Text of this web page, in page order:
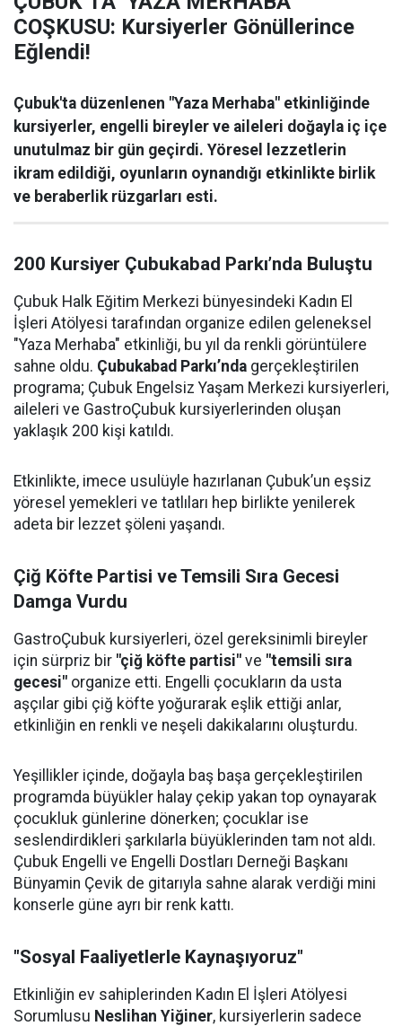
COŞKUSU: Kursiyerler Gönüllerince
Eğlendi!
Çubuk'ta düzenlenen "Yaza Merhaba" etkinliğinde
kursiyerler, engelli bireyler ve aileleri doğayla iç içe
unutulmaz bir gün geçirdi. Yöresel lezzetlerin
ikram edildiği, oyunların oynandığı etkinlikte birlik
ve beraberlik rüzgarları esti.
200 Kursiyer Çubukabad Parkı’nda Buluştu
Çubuk Halk Eğitim Merkezi bünyesindeki Kadın El
İşleri Atölyesi tarafından organize edilen geleneksel
"Yaza Merhaba" etkinliği, bu yıl da renkli görüntülere
sahne oldu. Çubukabad Parkı’nda gerçekleştirilen
programa; Çubuk Engelsiz Yaşam Merkezi kursiyerleri,
aileleri ve GastroÇubuk kursiyerlerinden oluşan
yaklaşık 200 kişi katıldı.
Etkinlikte, imece usulüyle hazırlanan Çubuk’un eşsiz
yöresel yemekleri ve tatlıları hep birlikte yenilerek
adeta bir lezzet şöleni yaşandı.
Çiğ Köfte Partisi ve Temsili Sıra Gecesi
Damga Vurdu
GastroÇubuk kursiyerleri, özel gereksinimli bireyler
için sürpriz bir "çiğ köfte partisi" ve "temsili sıra
gecesi" organize etti. Engelli çocukların da usta
aşçılar gibi çiğ köfte yoğurarak eşlik ettiği anlar,
etkinliğin en renkli ve neşeli dakikalarını oluşturdu.
Yeşillikler içinde, doğayla baş başa gerçekleştirilen
programda büyükler halay çekip yakan top oynayarak
çocukluk günlerine dönerken; çocuklar ise
seslendirdikleri şarkılarla büyüklerinden tam not aldı.
Çubuk Engelli ve Engelli Dostları Derneği Başkanı
Bünyamin Çevik de gitarıyla sahne alarak verdiği mini
konserle güne ayrı bir renk kattı.
"Sosyal Faaliyetlerle Kaynaşıyoruz"
Etkinliğin ev sahiplerinden Kadın El İşleri Atölyesi
Sorumlusu Neslihan Yiğiner, kursiyerlerin sadece